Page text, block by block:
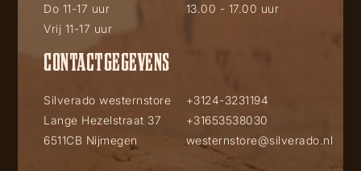
Do 11-17 uur
Vrij 11-17 uur
13.00 - 17.00 uur
CONTACTGEGEVENS
Silverado westernstore
Lange Hezelstraat 37
6511CB Nijmegen
+3124-3231194
+31653538030
westernstore@silverado.nl